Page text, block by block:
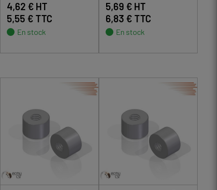
4,62 € HT
5,55 € TTC
En stock
5,69 € HT
6,83 € TTC
En stock